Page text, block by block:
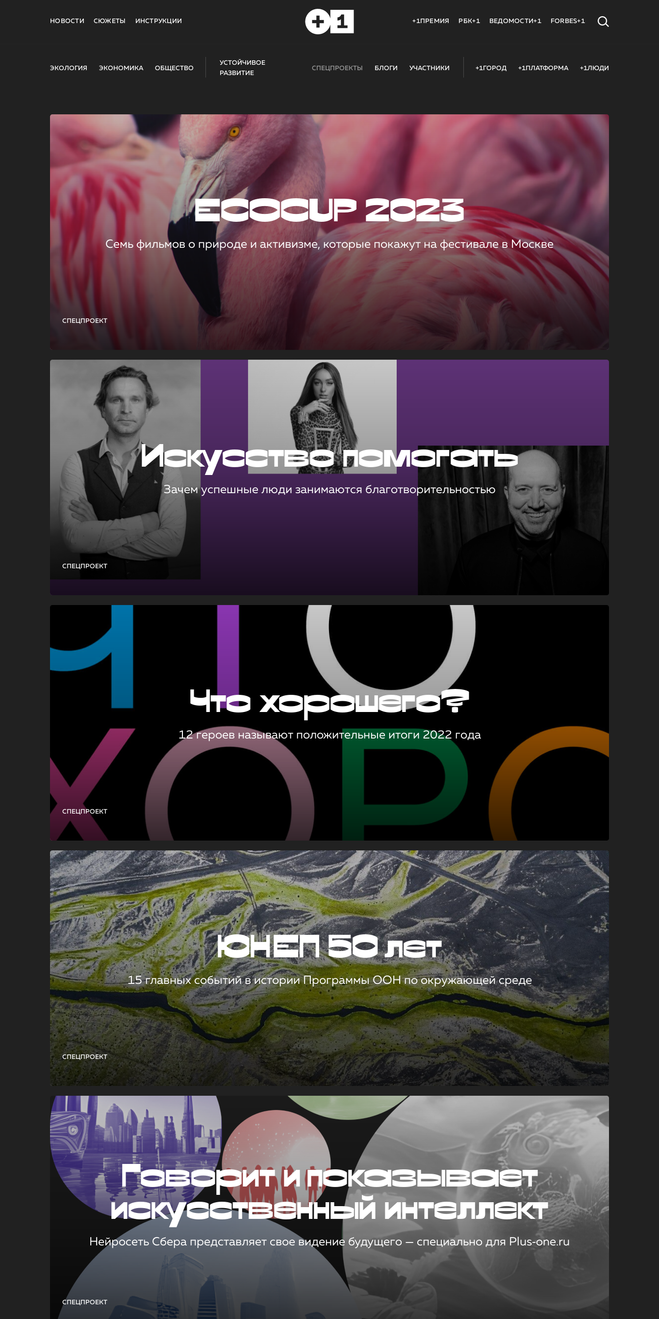
НОВОСТИ СЮЖЕТЫ ИНСТРУКЦИИ +1ПРЕМИЯ РБК+1 ВЕДОМОСТИ+1 FORBES+1
ЭКОЛОГИЯ ЭКОНОМИКА ОБЩЕСТВО
УСТОЙЧИВОЕ
РАЗВИТИЕ
СПЕЦПРОЕКТЫ БЛОГИ УЧАСТНИКИ +1ГОРОД +1ПЛАТФОРМА +1ЛЮДИ
СПЕЦПРОЕКТ
ECOCUP 2023
Семь фильмов о природе и активизме, которые покажут на фестивале в Москве
СПЕЦПРОЕКТ
Искусство помогать
Зачем успешные люди занимаются благотворительностью
СПЕЦПРОЕКТ
Что хорошего?
12 героев называют положительные итоги 2022 года
СПЕЦПРОЕКТ
ЮНЕП 50 лет
15 главных событий в истории Программы ООН по окружающей среде
СПЕЦПРОЕКТ
Говорит и показывает
искусственный интеллект
Нейросеть Сбера представляет свое видение будущего — специально для Plus‑one.ru